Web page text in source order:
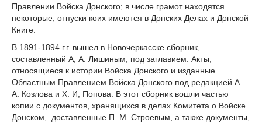
Правлении Войска Донского; в числе грамот находятся
некоторые, отпуски коих имеются в Донских Делах и Донской
Книге.
В 1891-1894 г.г. вышел в Новочеркасске сборник,
составленный А, А. Лишиным, под заглавием: Акты,
относящиеся к истории Войска Донского и изданные
Областным Правлением Войска Донского под редакцией А.
А. Козлова и X. И, Попова. В этот сборник вошли частью
копии с документов, хранящихся в делах Комитета о Войске
Донском, доставленные П. М. Строевым, а также документы,